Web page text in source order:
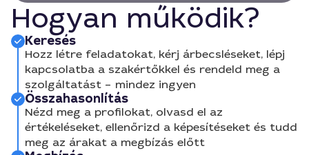
Hogyan működik?
Keresés
Hozz létre feladatokat, kérj árbecsléseket, lépj
kapcsolatba a szakértőkkel és rendeld meg a
szolgáltatást – mindez ingyen
Összahasonlítás
Nézd meg a profilokat, olvasd el az
értékeléseket, ellenőrizd a képesítéseket és tudd
meg az árakat a megbízás előtt